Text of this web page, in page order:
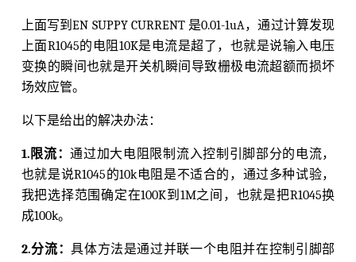
上面写到EN SUPPY CURRENT 是0.01-1uA，通过计算发现
上面R1045的电阻10K是电流是超了，也就是说输入电压
变换的瞬间也就是开关机瞬间导致栅极电流超额而损坏
场效应管。
以下是给出的解决办法：
1.限流：通过加大电阻限制流入控制引脚部分的电流，
也就是说R1045的10k电阻是不适合的，通过多种试验，
我把选择范围确定在100K到1M之间，也就是把R1045换
成100k。
2.分流：具体方法是通过并联一个电阻并在控制引脚部